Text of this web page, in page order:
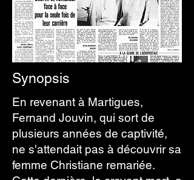
Synopsis
En revenant à Martigues,
Fernand Jouvin, qui sort de
plusieurs années de captivité,
ne s'attendait pas à découvrir sa
femme Christiane remariée.